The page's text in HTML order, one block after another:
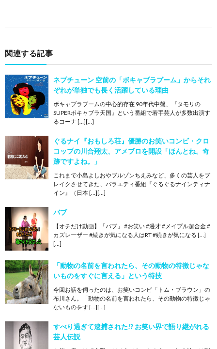
関連する記事
ネプチューン 空前の「ボキャブラブーム」からそれ
ぞれが単独でも長く活躍している理由
ボキャブラブームの中心的存在 90年代中盤、『タモリの
SUPERボキャブラ天国』という番組で若手芸人が多数出演す
るコーナ […][…]
ぐるナイ『おもしろ荘』優勝のお笑いコンビ・クロ
コップの川合翔太、アメブロを開設「ほんとね。奇
跡ですよね。」
これまで小島よしおやブルゾンちえみなど、多くの芸人をブ
レイクさせてきた、バラエティ番組『ぐるぐるナインティナ
イン』（日本 […][…]
バブ
【オチだけ動画】「バブ」 #お笑い #漫才 #メイプル超合金 #
カズレーザー #続きが気になる人はRT #続きが気になる […]
[…]
「動物の名前を言われたら、その動物の特徴じゃな
いものをすぐに言える」という特技
今回お話を伺ったのは、お笑いコンビ「トム・ブラウン」の
布川さん。「動物の名前を言われたら、その動物の特徴じゃ
ないものをす […][…]
すべり過ぎて逮捕された!? お笑い界で語り継がれる
芸人伝説